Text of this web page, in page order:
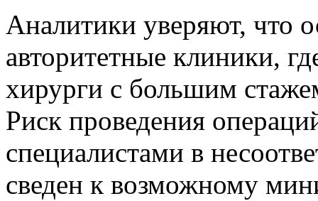
Аналитики уверяют, что
авторитетные клиники,
хирурги с большим
Риск проведения
специалистами в
сведен к возможному